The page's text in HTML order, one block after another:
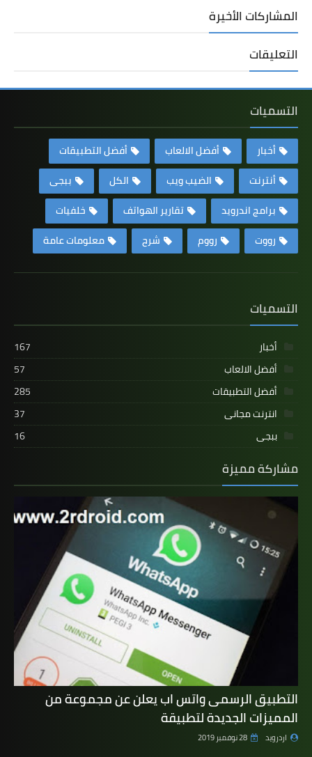
المشاركات الأخيرة
التعليقات
التسميات
أخبار أفضل الالعاب
أفضل التطبيقات
أنترنت
الضيب ويب الكل
ببجى
برامج اندرويد
تقارير الهواتف
خلفيات
رووت
رووم شرح معلومات عامة
التسميات
أخبار
167
أفضل الالعاب
57
أفضل التطبيقات
285
انترنت مجانى
37
ببجى
16
مشاركة مميزة
التطبيق الرسمى واتس اب يعلن عن مجموعة من
المميزات الجديدة لتطبيقة
اردرويد 28 نوفمبر 2019